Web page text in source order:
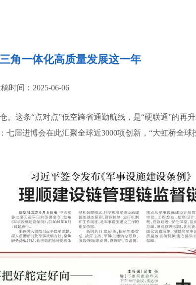
角一体化高质量发展这一年
时间：2025-06-06
。这条“点对点”低空跨省通勤航线，是“硬联通”的再
届进博会在此汇聚全球近3000项创新，“大虹桥全球